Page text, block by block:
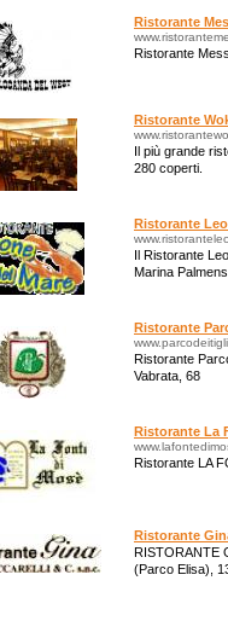
Ristorante
Ristorante
Ristorante
Il più grande
280 coperti.
Ristorante
Il Ristorante
Marina
Ristorante
Ristorante
Vabrata, 68
Ristorante La
Ristorante LA
Ristorante
RISTORANTE
(Parco Elisa),